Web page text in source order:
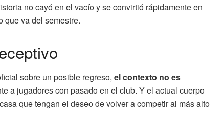
no cayó en el vacío y se convirtió rápidamente en
que va del semestre.
sobre un posible regreso, el contexto no es
a jugadores con pasado en el club. Y el actual cuerpo
que tengan el deseo de volver a competir al más alto